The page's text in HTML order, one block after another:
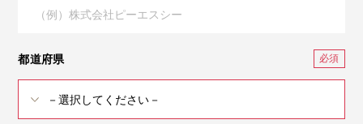
都道府県